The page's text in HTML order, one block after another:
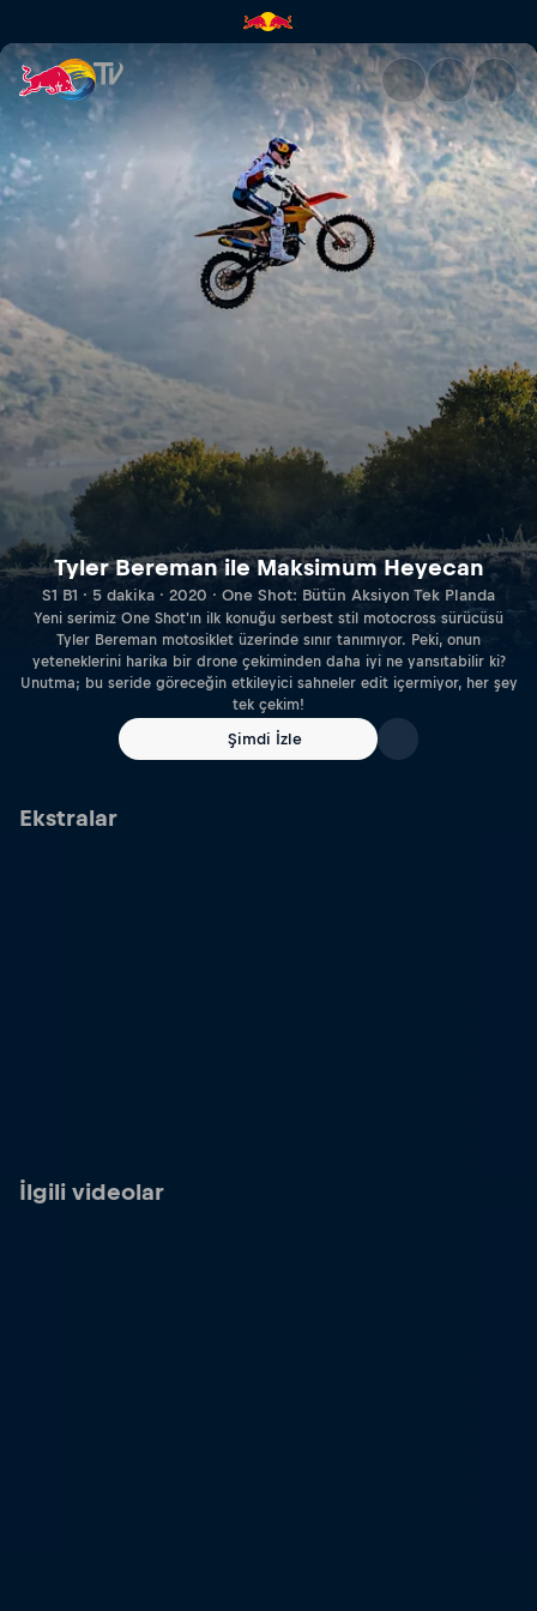
Tyler Bereman ile
Tyler Bereman ile Maksimum Heyecan
S1 B1 · 5 dakika · 2020 · One Shot: Bütün Aksiyon Tek Planda
Yeni serimiz One Shot'ın ilk konuğu serbest stil motocross sürücüsü
Tyler Bereman motosiklet üzerinde sınır tanımıyor. Peki, onun
yeteneklerini harika bir drone çekiminden daha iyi ne yansıtabilir ki?
Unutma; bu seride göreceğin etkileyici sahneler edit içermiyor, her şey
tek çekim!
Şimdi İzle
Ekstralar
İlgili videolar